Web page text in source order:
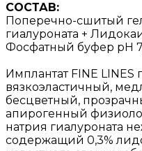
СОСТАВ:
Поперечно-сшитый
гиалуроната +
Фосфатный буфер pH
Имплантат FINE LINES
вязкоэластичный,
бесцветный,
апирогенный
натрия гиалуроната
содержащий 0,3%